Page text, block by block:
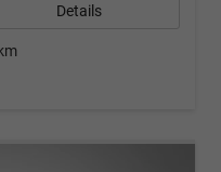
Details